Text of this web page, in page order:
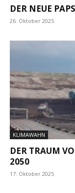
DER NEUE
26. Oktober 2025
KLIMAWAHN
DER TRAUM
2050
17. Oktober 2025